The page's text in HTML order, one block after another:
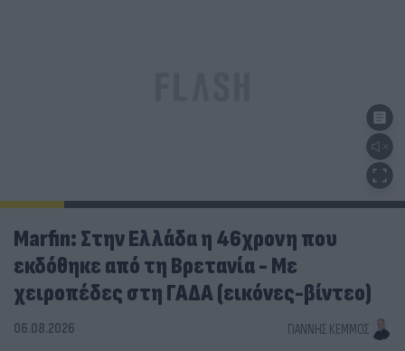
Marfin: Στην Ελλάδα η 46χρονη που
εκδόθηκε από τη Βρετανία - Με
χειροπέδες στη ΓΑΔΑ (εικόνες-βίντεο)
06.08.2026 ΓΙΆΝΝΗΣ ΚΈΜΜΟΣ